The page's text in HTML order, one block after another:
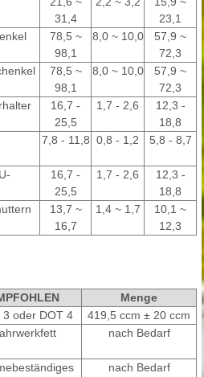
31,4
23,1
78,5 ~
98,1
8,0 ~ 10,0
57,9 ~
72,3
78,5 ~
98,1
8,0 ~ 10,0
57,9 ~
72,3
16,7 -
25,5
1,7 - 2,6
12,3 -
18,8
7,8 - 11,8 0,8 - 1,2 5,8 - 8,7
16,7 -
25,5
1,7 - 2,6
12,3 -
18,8
13,7 ~
16,7
1,4 ~ 1,7
10,1 ~
12,3
Menge
3 oder DOT 4
419,5 ccm ± 20 ccm
nach Bedarf
nach Bedarf